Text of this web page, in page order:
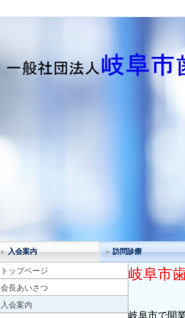
入会案内 訪問診療
トップページ
会長あいさつ
入会案内
岐阜市
岐阜市で開